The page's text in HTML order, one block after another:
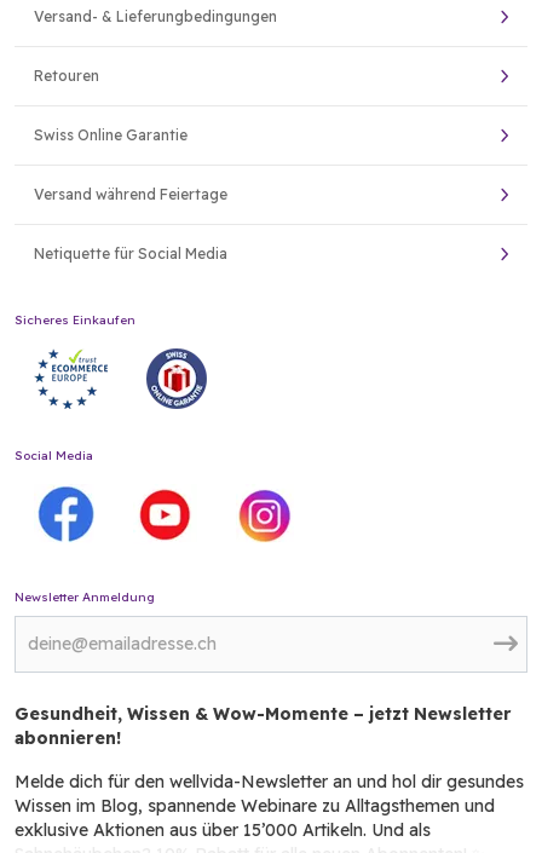
Versand- & Lieferungbedingungen
Retouren
Swiss Online Garantie
Versand während Feiertage
Netiquette für Social Media
Sicheres Einkaufen
Social Media
Newsletter Anmeldung
Gesundheit, Wissen & Wow-Momente – jetzt Newsletter
abonnieren!
Melde dich für den wellvida-Newsletter an und hol dir gesundes
Wissen im Blog, spannende Webinare zu Alltagsthemen und
exklusive Aktionen aus über 15’000 Artikeln. Und als